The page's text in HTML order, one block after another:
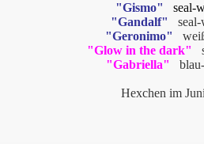
"Gismo"
"Gandalf"
"Geronimo"
"Glow in the dark"
"Gabriella"
Hexchen im